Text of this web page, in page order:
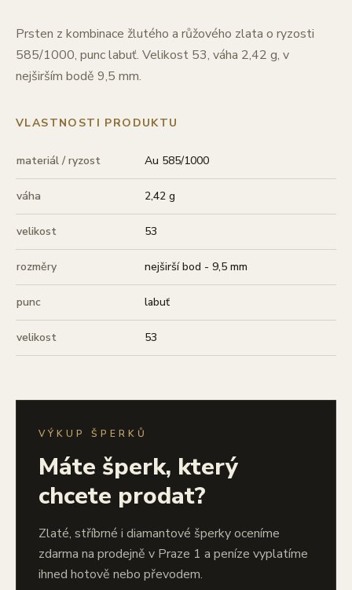
Prsten z kombinace žlutého a růžového zlata o ryzosti
585/1000, punc labuť. Velikost 53, váha 2,42 g, v
nejširším bodě 9,5 mm.
VLASTNOSTI PRODUKTU
materiál / ryzost Au 585/1000
váha 2,42 g
velikost 53
rozměry nejširší bod - 9,5 mm
punc labuť
velikost 53
VÝKUP ŠPERKŮ
Máte šperk, který
chcete prodat?
Zlaté, stříbrné i diamantové šperky oceníme
zdarma na prodejně v Praze 1 a peníze vyplatíme
ihned hotově nebo převodem.